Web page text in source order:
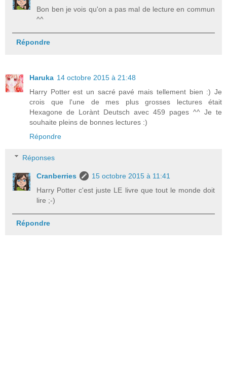
Bon ben je vois qu'on a pas mal de lecture en commun
^^
Répondre
Haruka 14 octobre 2015 à 21:48
Harry Potter est un sacré pavé mais tellement bien :) Je
crois que l'une de mes plus grosses lectures était
Hexagone de Lorànt Deutsch avec 459 pages ^^ Je te
souhaite pleins de bonnes lectures :)
Répondre
Réponses
Cranberries
15 octobre 2015 à 11:41
Harry Potter c'est juste LE livre que tout le monde doit
lire ;-)
Répondre